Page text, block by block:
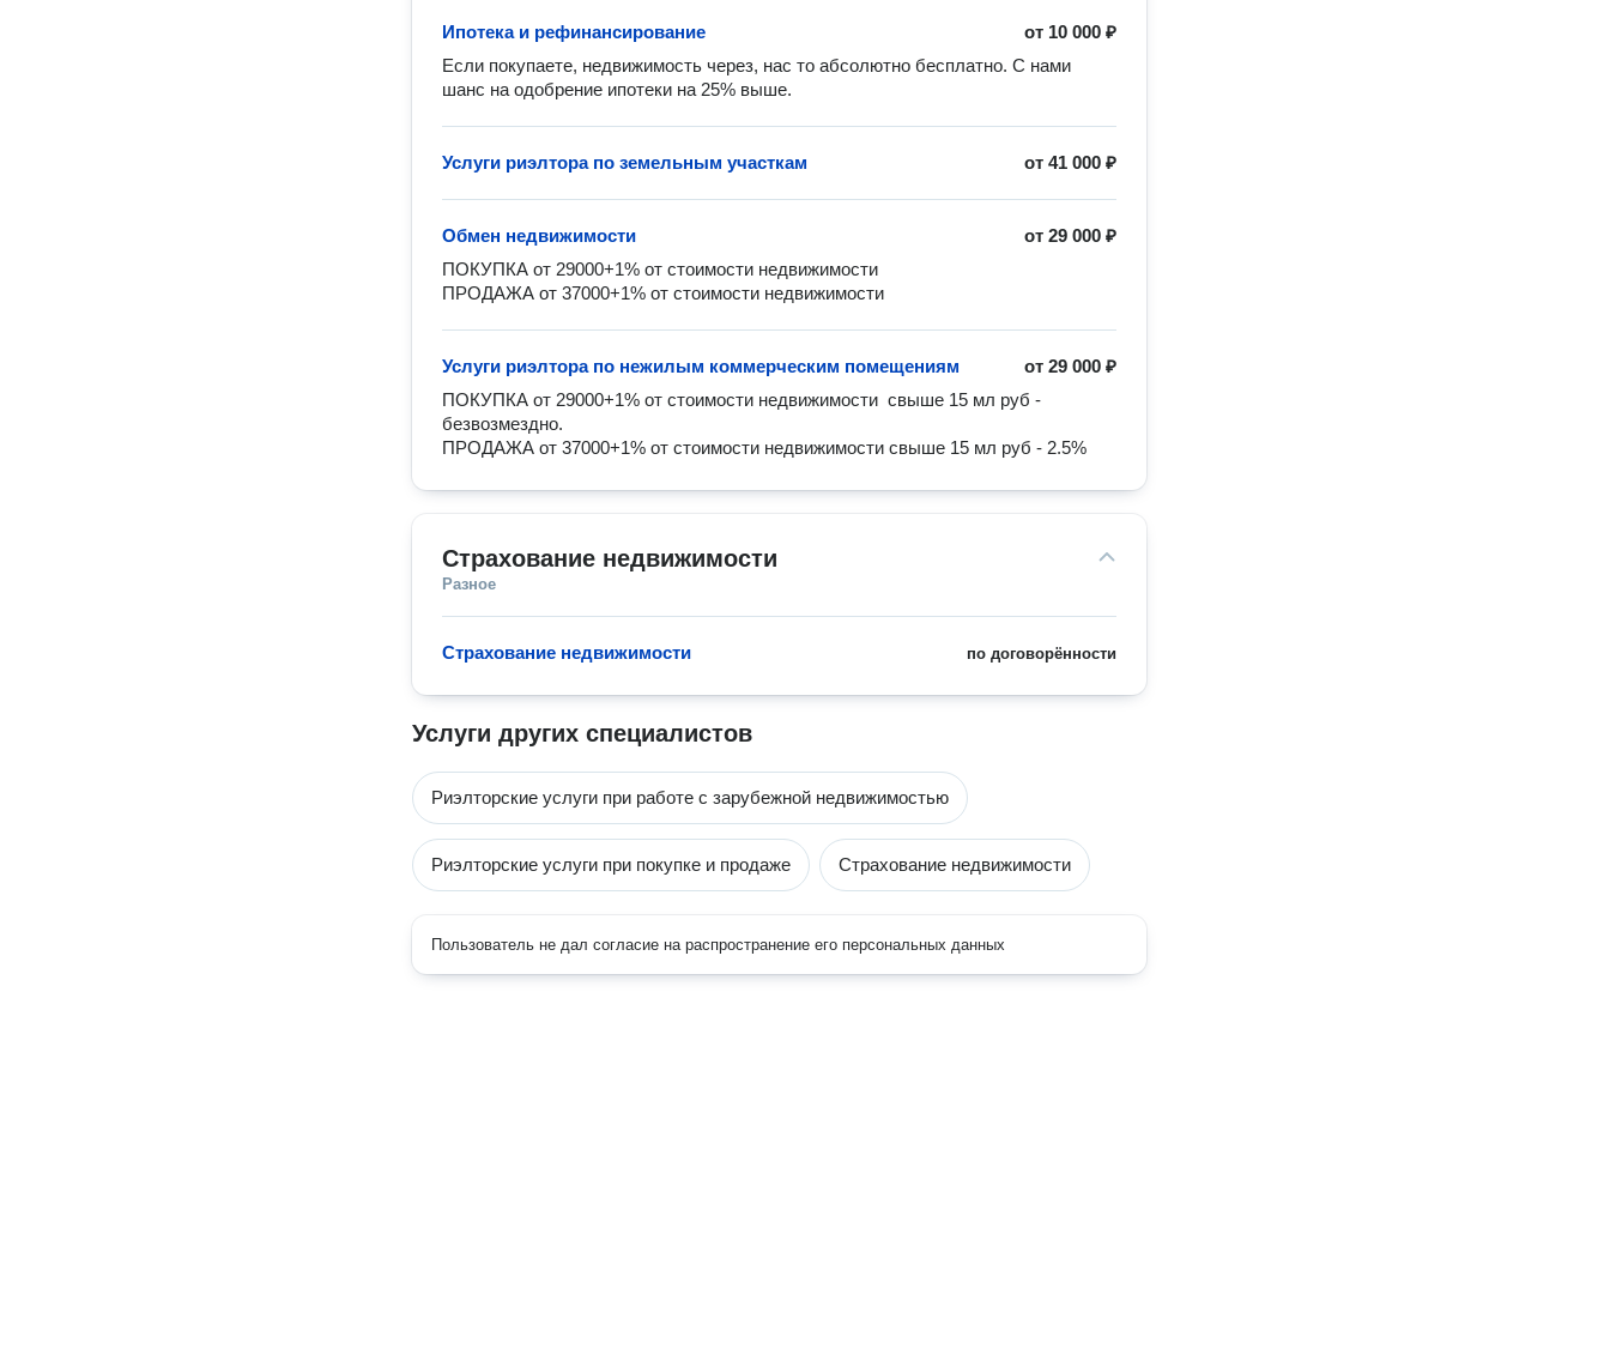
от 10 000 ₽
Ипотека и рефинансирование
Если покупаете, недвижимость через, нас то абсолютно бесплатно. С нами
шанс на одобрение ипотеки на 25% выше.
от41 000 ₽
Услуги риэлтора по земельным участкам
от29 000 ₽
Обмен недвижимости
ПОКУПКА от 29000+1% от стоимости недвижимости
ПРОДАЖА от 37000+1% от стоимости недвижимости
от29 000 ₽
Услуги риэлтора по нежилым коммерческим помещениям
ПОКУПКА от 29000+1% от стоимости недвижимости  свыше 15 мл руб -
безвозмездно.
ПРОДАЖА от 37000+1% от стоимости недвижимости свыше 15 мл руб - 2.5%
Страхование недвижимости
Разное
по договорённости
Страхование недвижимости
Услуги других специалистов
Риэлторские услуги при работе с зарубежной недвижимостью
Риэлторские услуги при покупке и продаже Страхование недвижимости
Пользователь не дал согласие на распространение его персональных данных